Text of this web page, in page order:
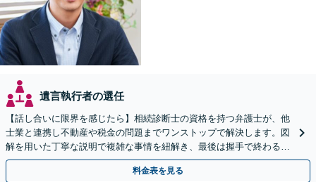
遺言執行者の選任
【話し合いに限界を感じたら】相続診断士の資格を持つ弁護士が、他
士業と連携し不動産や税金の問題までワンストップで解決します。図
解を用いた丁寧な説明で複雑な事情を紐解き、最後は握手で終わる円
満な解決へ導きます。初回相談は無料です。
料金表を見る